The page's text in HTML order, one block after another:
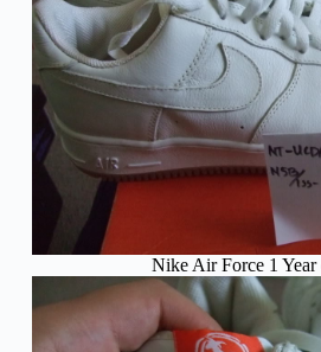
Nike Air Force 1